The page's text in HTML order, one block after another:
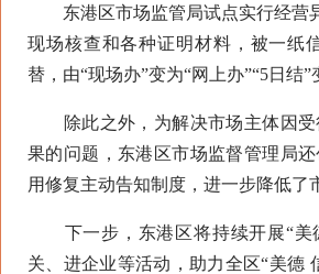
东港区市场监管局试点实行经营
现场核查和各种证明材料，被一纸
替，由“现场办”变为“网上办”“5日结
除此之外，为解决市场主体因受
果的问题，东港区市场监督管理局
用修复主动告知制度，进一步降低了
下一步，东港区将持续开展“美
关、进企业等活动，助力全区“美德